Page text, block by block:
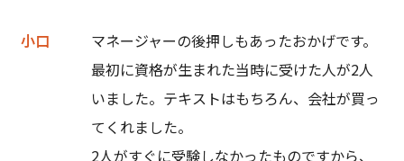
小口
マネージャーの後押しもあったおかげです。
最初に資格が生まれた当時に受けた人が2人
いました。テキストはもちろん、会社が買っ
てくれました。
2人がすぐに受験しなかったものですから、